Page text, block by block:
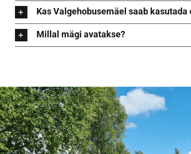
Kas Valgehobusemäel saab
Millal mägi avatakse?